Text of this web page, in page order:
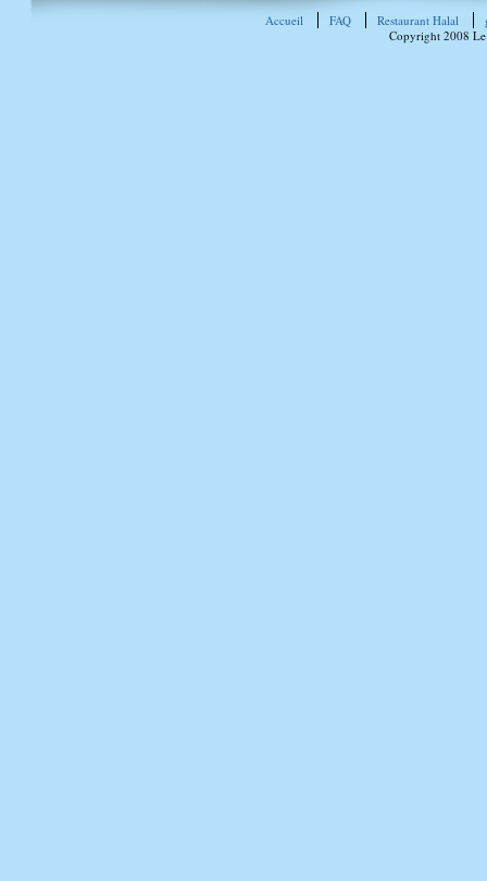
Accueil FAQ Restaurant Halal
Copyright 2008